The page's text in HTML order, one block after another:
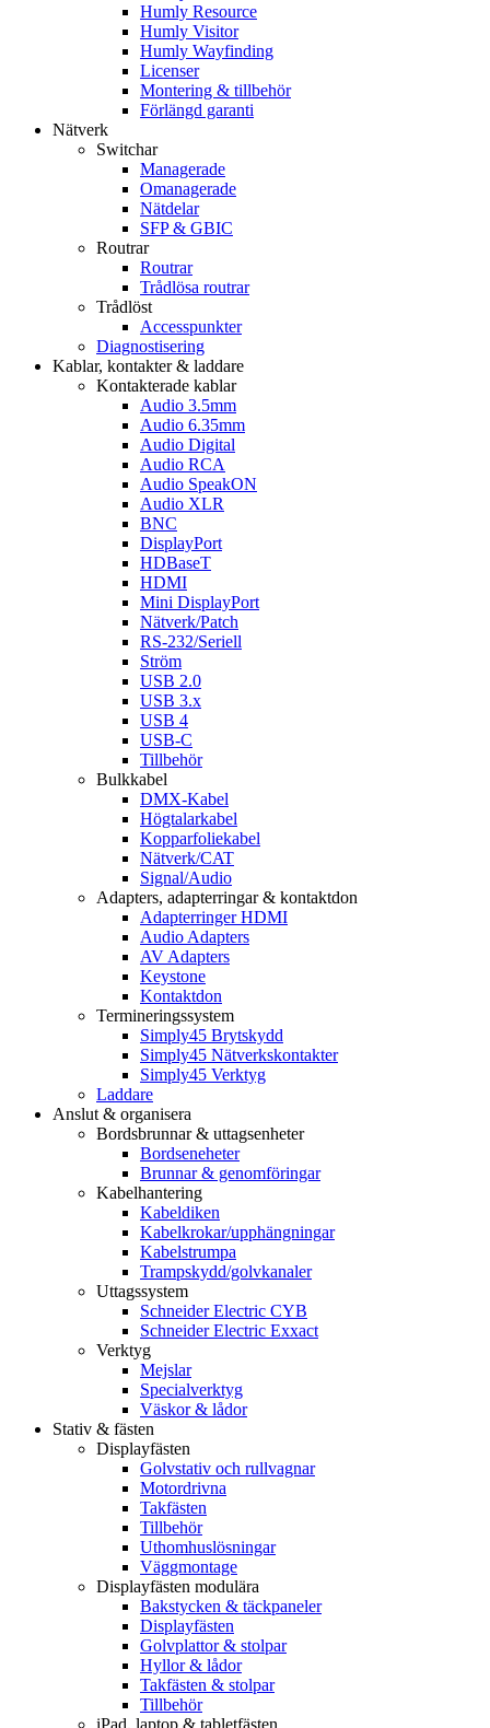
Humly Resource
Humly Visitor
Humly Wayfinding
Licenser
Montering & tillbehör
Förlängd garanti
Nätverk
Switchar
Managerade
Omanagerade
Nätdelar
SFP & GBIC
Routrar
Routrar
Trådlösa routrar
Trådlöst
Accesspunkter
Diagnostisering
Kablar, kontakter & laddare
Kontakterade kablar
Audio 3.5mm
Audio 6.35mm
Audio Digital
Audio RCA
Audio SpeakON
Audio XLR
BNC
DisplayPort
HDBaseT
HDMI
Mini DisplayPort
Nätverk/Patch
RS-232/Seriell
Ström
USB 2.0
USB 3.x
USB 4
USB-C
Tillbehör
Bulkkabel
DMX-Kabel
Högtalarkabel
Kopparfoliekabel
Nätverk/CAT
Signal/Audio
Adapters, adapterringar & kontaktdon
Adapterringer HDMI
Audio Adapters
AV Adapters
Keystone
Kontaktdon
Termineringssystem
Simply45 Brytskydd
Simply45 Nätverkskontakter
Simply45 Verktyg
Laddare
Anslut & organisera
Bordsbrunnar & uttagsenheter
Bordseneheter
Brunnar & genomföringar
Kabelhantering
Kabeldiken
Kabelkrokar/upphängningar
Kabelstrumpa
Trampskydd/golvkanaler
Uttagssystem
Schneider Electric CYB
Schneider Electric Exxact
Verktyg
Mejslar
Specialverktyg
Väskor & lådor
Stativ & fästen
Displayfästen
Golvstativ och rullvagnar
Motordrivna
Takfästen
Tillbehör
Uthomhuslösningar
Väggmontage
Displayfästen modulära
Bakstycken & täckpaneler
Displayfästen
Golvplattor & stolpar
Hyllor & lådor
Takfästen & stolpar
Tillbehör